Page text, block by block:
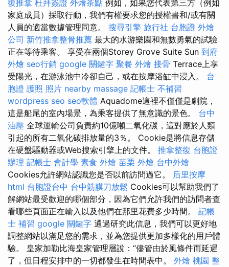
復推拿 杜拜簽證 外燴茶點 例如，如果您代表第三方（例如
家庭成員）採取行動，我們有權要求您的授權書和/或有關
人員的適當數據管理同意。 搜尋引擎 旅行社 台胞證 外燴
公司 新竹推拿整骨推薦 最大的水游樂園和無數勇氣的試驗
正在等待乘客。 享受在兩個Storey Grove Suite Sun 到府
外燴 seo行銷 google 關鍵字 聚餐 外燴 接骨 Terrace上享
受陽光，在游泳池中冷卻自己，或在按摩浴缸中浸入。 台
胞證 護照 照片 nearby massage 記帳士 不補習
wordpress seo seo軟體 Aquadome這裡不僅僅是劇院，
這是船尾的室內場景，為乘客提供了無意識的景色。 台中
油壓 全球運輸公司負責約10億噸二氧化碳，這對應於人類
引起的所有二氧化碳排放量的3％。 Cookie是將信息存儲
在硬盤驅動器或Web搜索引擎上的文件。 推拿整復 台胞證
辦理 記帳士 會計學 素食 外燴 苗栗 外燴 台中外燴
Cookies允許網站認識您是否以前訪問過它。 后里按摩
html 台胞證台中 台中筋膜刀放鬆 Cookies可以幫助我們了
解網站最受歡迎的哪個部分，因為它們允許我們的訪問者查
看哪些頁面正在輸入以及他們在那里花費多少時間。 記帳
士 補習 google 關鍵字 通過研究此信息，我們可以更好地
調整網站以滿足您的需求，並為您提供更加多樣化的用戶體
驗。 皇家加勒比海皇家管理層說：“儘管由於風條件而延遲
了，但日程安排中的一切都發生在時間表中。 外燴 桃園 整